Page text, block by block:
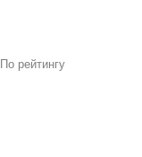
По рейтингу